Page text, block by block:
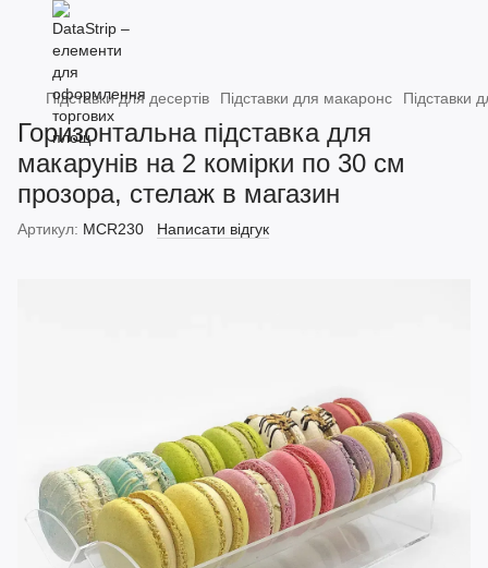
Підставки для десертів Підставки для макаронс Підставки
Горизонтальна підставка для
макарунів на 2 комірки по 30 см
прозора, стелаж в магазин
Артикул: MCR230 Написати відгук